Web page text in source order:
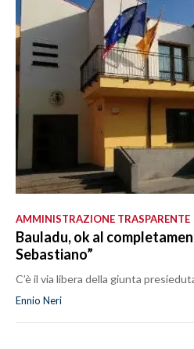
AMMINISTRAZIONE TRASPARENTE
Bauladu, ok al
Sebastiano”
C’è il via libera della giunta
Ennio Neri